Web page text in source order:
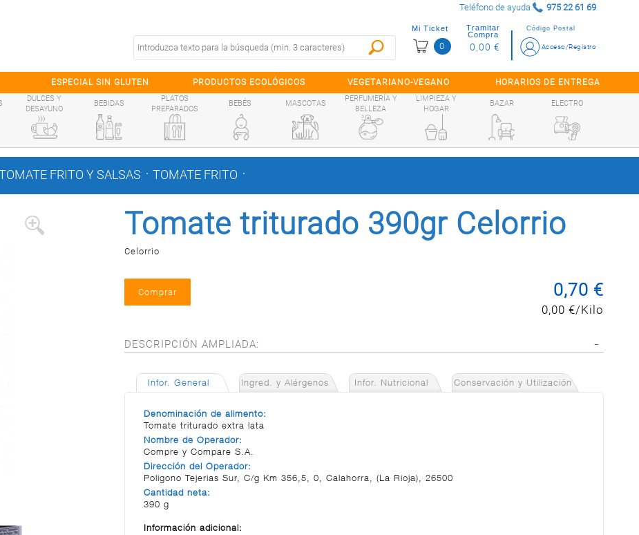
Teléfono de ayuda 975 22 61 69
Código Postal
Acceso/Registro
Mi Ticket
0
Tramitar
Compra
0,00 €
ESPECIAL SIN GLUTEN PRODUCTOS ECOLÓGICOS VEGETARIANO-VEGANO HORARIOS DE ENTREGA
DULCES Y
DESAYUNO
BEBIDAS
PLATOS
PREPARADOS
BEBÉS MASCOTAS
PERFUMERÍA Y
BELLEZA
LIMPIEZA Y
HOGAR
BAZAR ELECTRO
FRITO Y SALSAS . TOMATE FRITO .
Tomate triturado 390gr Celorrio
Celorrio
0,70 €
0,00 €/Kilo
DESCRIPCIÓN AMPLIADA:
Infor. General Ingred. y Alérgenos Infor. Nutricional Conservación y Utilización
Denominación de alimento:
Tomate triturado extra lata
Nombre de Operador:
Compre y Compare S.A.
Dirección del Operador:
Poligono Tejerias Sur, C/g Km 356,5, 0, Calahorra, (La Rioja), 26500
Cantidad neta:
390 g
Información adicional: